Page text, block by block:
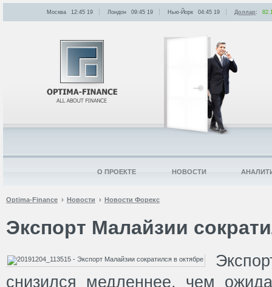
Optima-Finance Новости Новости Форекс
Экспорт Малайзии
снизился медленнее, чем
Москва 12:45 19 Лондон 09:45 19 Нью-Йорк 04:45 19 Доллар:
О ПРОЕКТЕ НОВОСТИ